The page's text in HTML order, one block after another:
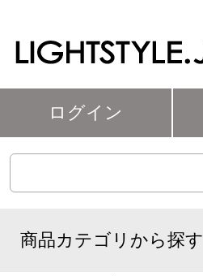
ログイン
商品カテゴリから探す